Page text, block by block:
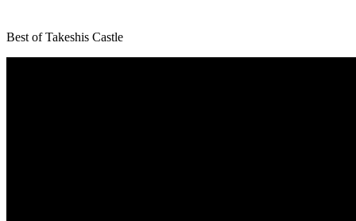
Best of Takeshis Castle